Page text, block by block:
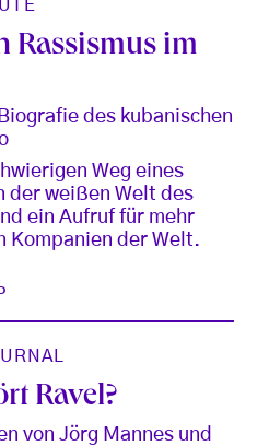
Rassismus im
des kubanischen
Weg eines
der weißen Welt des
ein Aufruf für mehr
Kompanien der Welt.
Ravel?
von Jörg Mannes und